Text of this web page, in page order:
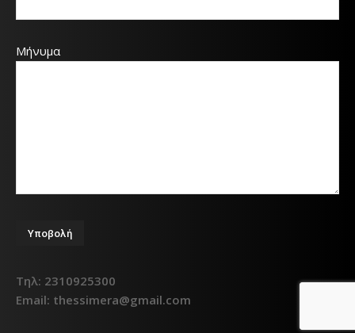
Μήνυμα
Τηλ: 2310925300
Email: thessimera@gmail.com